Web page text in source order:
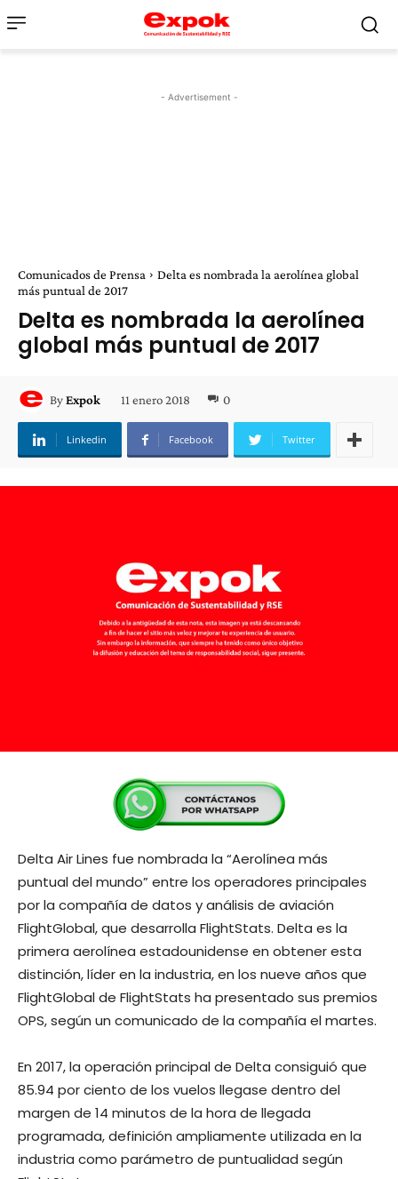
- Advertisement -
Comunicados de Prensa
Delta es nombrada la aerolínea global
más puntual de 2017
Delta es nombrada la aerolínea
global más puntual de 2017
ByExpok 11 enero 2018 0
Linkedin Facebook Twitter
Delta Air Lines fue nombrada la “Aerolínea más
puntual del mundo” entre los operadores principales
por la compañía de datos y análisis de aviación
FlightGlobal, que desarrolla FlightStats. Delta es la
primera aerolínea estadounidense en obtener esta
distinción, líder en la industria, en los nueve años que
FlightGlobal de FlightStats ha presentado sus premios
OPS, según un comunicado de la compañía el martes.
En 2017, la operación principal de Delta consiguió que
85.94 por ciento de los vuelos llegase dentro del
margen de 14 minutos de la hora de llegada
programada, definición ampliamente utilizada en la
industria como parámetro de puntualidad según